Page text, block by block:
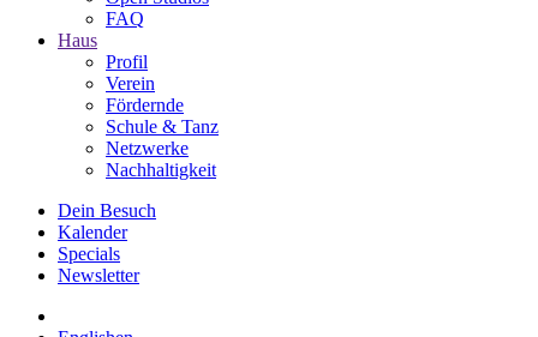
FAQ
Haus
Profil
Verein
Fördernde
Schule & Tanz
Netzwerke
Nachhaltigkeit
Dein Besuch
Kalender
Specials
Newsletter